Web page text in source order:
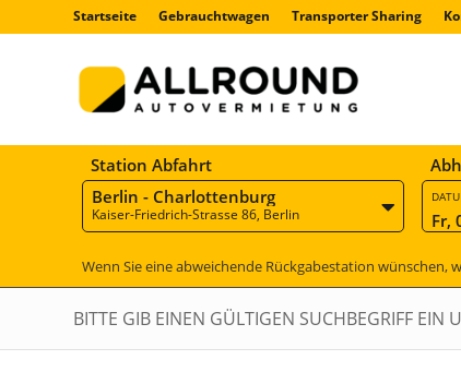
Startseite Gebrauchtwagen Transporter Sharing
Station Abfahrt
Berlin - Charlottenburg
Kaiser-Friedrich-Strasse 86, Berlin Fr,
Wenn Sie eine abweichende Rückgabestation
BITTE GIB EINEN GÜLTIGEN SUCHBEGRIFF EIN